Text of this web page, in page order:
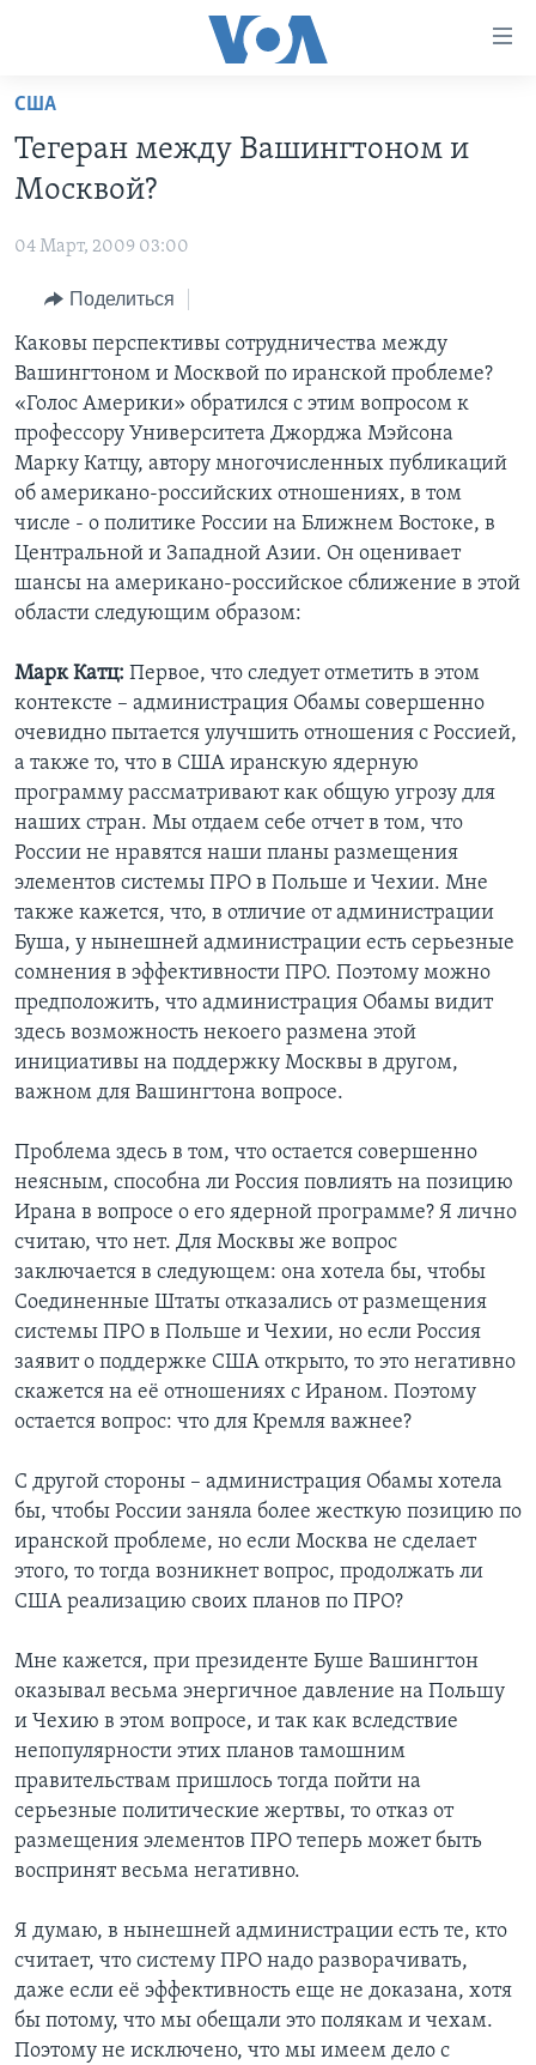
Перейти
основной
контент
навигации
Перейти
поиск
ПРОГРАММЫ
НОВОСТИ ЗА МИНУТУ
ИТОГИ
ПОЧЕМУ ЭТО ВАЖНО?
ДЕТАЛИ
НЬЮ-ЙОРК NEW YORK
АМЕРИКА. БОЛЬШОЕ ПУТЕШЕСТВИЕ
УЧИМ АНГЛИЙСКИЙ
НАША АМЕРИКАНСКАЯ ИСТОРИЯ
А КАК В АМЕРИКЕ?
АМЕРИКАНСКИЕ ГОРОДКИ
ТЕСТЫ
ЭКСПЕРТИЗА
ИНТЕРВЬЮ
ФАКТЫ ПРОТИВ ФЕЙКОВ
ЗА СВОБОДУ ПРЕССЫ
УЧИМ АНГЛИЙСКИЙ
ВИДЕО
ПОДПИСКА НА НОВОСТИ
Learning English
Языки
США
Тегеран между Вашингтоном и
Москвой?
04 Март, 2009 03:00
Поделиться
Каковы перспективы сотрудничества между
Вашингтоном и Москвой по иранской проблеме?
«Голос Америки» обратился с этим вопросом к
профессору Университета Джорджа Мэйсона
Марку Катцу, автору многочисленных публикаций
об американо-российских отношениях, в том
числе - о политике России на Ближнем Востоке, в
Центральной и Западной Азии. Он оценивает
шансы на американо-российское сближение в этой
области следующим образом:
Марк Катц: Первое, что следует отметить в этом
контексте – администрация Обамы совершенно
очевидно пытается улучшить отношения с Россией,
а также то, что в США иранскую ядерную
программу рассматривают как общую угрозу для
наших стран. Мы отдаем себе отчет в том, что
России не нравятся наши планы размещения
элементов системы ПРО в Польше и Чехии. Мне
также кажется, что, в отличие от администрации
Буша, у нынешней администрации есть серьезные
сомнения в эффективности ПРО. Поэтому можно
предположить, что администрация Обамы видит
здесь возможность некоего размена этой
инициативы на поддержку Москвы в другом,
важном для Вашингтона вопросе.
Проблема здесь в том, что остается совершенно
неясным, способна ли Россия повлиять на позицию
Ирана в вопросе о его ядерной программе? Я лично
считаю, что нет. Для Москвы же вопрос
заключается в следующем: она хотела бы, чтобы
Соединенные Штаты отказались от размещения
системы ПРО в Польше и Чехии, но если Россия
заявит о поддержке США открыто, то это негативно
скажется на её отношениях с Ираном. Поэтому
остается вопрос: что для Кремля важнее?
С другой стороны – администрация Обамы хотела
бы, чтобы России заняла более жесткую позицию по
иранской проблеме, но если Москва не сделает
этого, то тогда возникнет вопрос, продолжать ли
США реализацию своих планов по ПРО?
Мне кажется, при президенте Буше Вашингтон
оказывал весьма энергичное давление на Польшу
и Чехию в этом вопросе, и так как вследствие
непопулярности этих планов тамошним
правительствам пришлось тогда пойти на
серьезные политические жертвы, то отказ от
размещения элементов ПРО теперь может быть
воспринят весьма негативно.
Я думаю, в нынешней администрации есть те, кто
считает, что систему ПРО надо разворачивать,
даже если её эффективность еще не доказана, хотя
бы потому, что мы обещали это полякам и чехам.
Поэтому не исключено, что мы имеем дело с